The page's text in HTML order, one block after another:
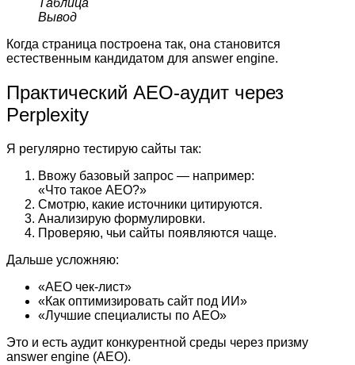
Таблица
Вывод
Когда страница построена так, она становится
естественным кандидатом для answer engine.
Практический AEO-аудит через
Perplexity
Я регулярно тестирую сайты так:
Ввожу базовый запрос — например:
«Что такое AEO?»
Смотрю, какие источники цитируются.
Анализирую формулировки.
Проверяю, чьи сайты появляются чаще.
Дальше усложняю:
«AEO чек-лист»
«Как оптимизировать сайт под ИИ»
«Лучшие специалисты по AEO»
Это и есть аудит конкурентной среды через призму
answer engine (AEO).